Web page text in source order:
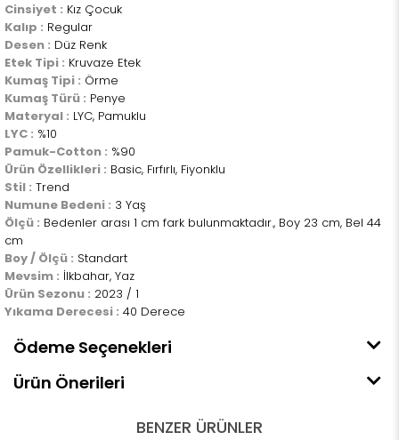
Cinsiyet : Kız Çocuk
Kalıp : Regular
Desen : Düz Renk
Etek Tipi : Kruvaze Etek
Kumaş Tipi : Örme
Kumaş Türü : Penye
Materyal : LYC, Pamuklu
LYC : %10
Pamuk-Cotton : %90
Ürün Özellikleri : Basic, Fırfırlı, Fiyonklu
Stil : Trend
Numune Bedeni : 3 Yaş
Ölçü : Bedenler arası 1 cm fark bulunmaktadır., Boy 23 cm, Bel 44
cm
Boy / Ölçü : Standart
Mevsim : İlkbahar, Yaz
Ürün Sezonu : 2023 / 1
Yıkama Derecesi : 40 Derece
Ödeme Seçenekleri
Ürün Önerileri
BENZER ÜRÜNLER